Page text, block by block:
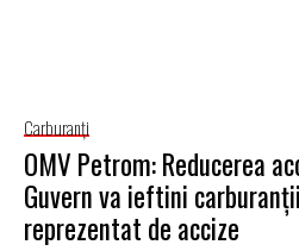
Carburanţi
OMV Petrom: Reducerea
Guvern va ieftini
reprezentat de accize